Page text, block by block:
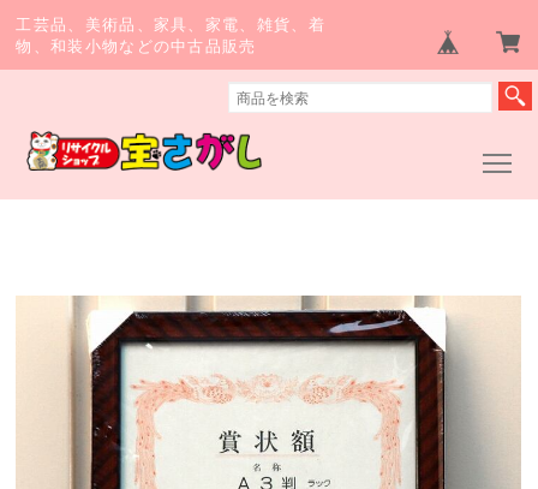
工芸品、美術品、家具、家電、雑貨、着
物、和装小物などの中古品販売